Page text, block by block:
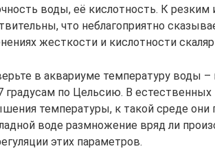
воды, её кислотность. К
что неблагоприятно
жесткости и кислотности
в аквариуме температуру воды
градусам по Цельсию. В
температуры, к такой среде они
воде размножение вряд ли
этих параметров.